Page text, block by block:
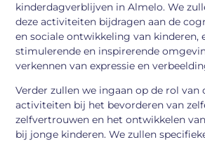
kinderdagverblijven in Almelo. We
deze activiteiten bijdragen aan de
en sociale ontwikkeling van kinderen,
stimulerende en inspirerende
verkennen van expressie en
Verder zullen we ingaan op de rol van
activiteiten bij het bevorderen van
zelfvertrouwen en het ontwikkelen
bij jonge kinderen. We zullen